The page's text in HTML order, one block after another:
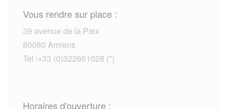
Vous rendre sur place :
39 avenue de la Paix
80080 Amiens
Tel :+33 (0)322661028 (*)
Horaires d'ouverture :